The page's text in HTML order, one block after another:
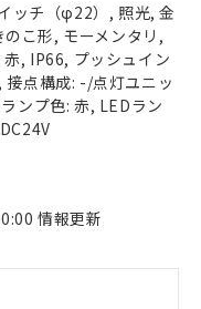
ッチ（φ22）, 照光, 金
こ形, モーメンタリ,
, IP66, プッシュイン
接点構成: -/点灯ユニッ
ンプ色: 赤, LEDラン
情報更新